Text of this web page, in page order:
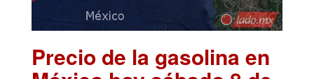
Precio de la gasolina en